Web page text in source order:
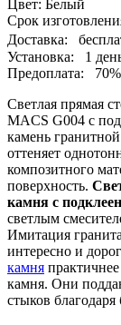
Цвет: Белый
Срок
Доставка:
Установка:
1
Предоплата:
Светлая прямая
MACS G004 с
камень
оттеняет
композитного
поверхность.
камня с
светлым
Имитация
интересно и
камня
камня. Они
стыков